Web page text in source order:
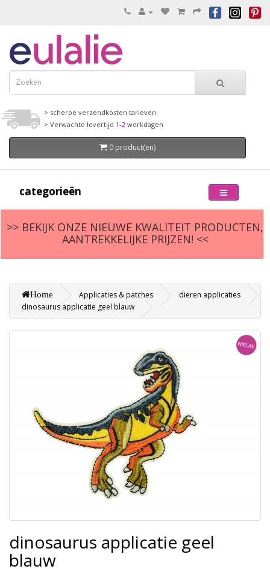
> scherpe verzendkosten tarieven
> Verwachte levertijd 1-2 werkdagen
0 product(en)
categorieën
>> BEKIJK ONZE NIEUWE KWALITEIT PRODUCTEN,
AANTREKKELIJKE PRIJZEN! <<
Home Applicaties & patches
dieren applicaties
dinosaurus applicatie geel blauw
dinosaurus applicatie geel
blauw